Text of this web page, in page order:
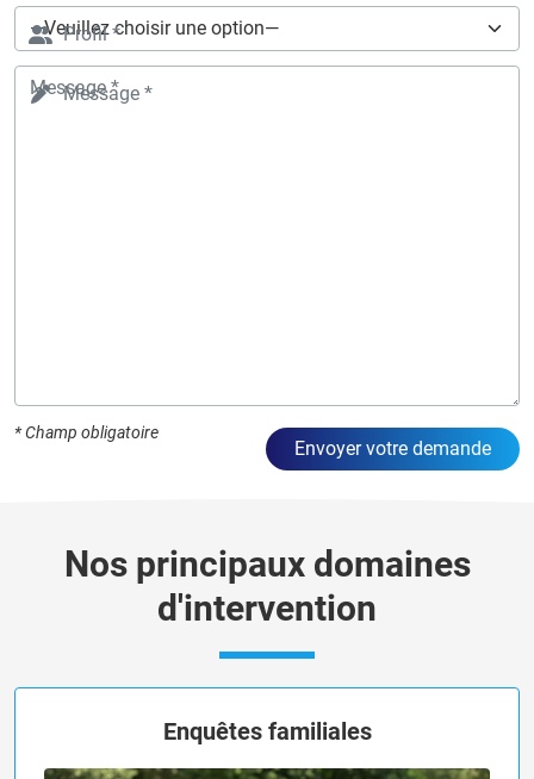
Profil *
Message *
* Champ obligatoire
Nos principaux domaines
d'intervention
Enquêtes familiales